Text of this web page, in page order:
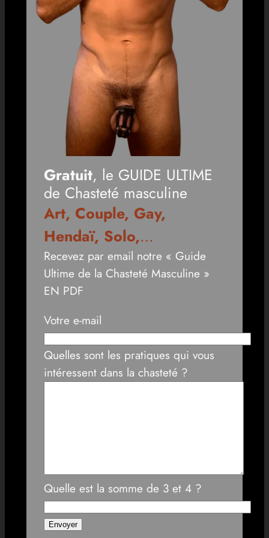
Gratuit, le GUIDE ULTIME
de Chasteté masculine
Art, Couple, Gay,
Hendaï, Solo,…
Recevez par email notre « Guide
Ultime de la Chasteté Masculine »
EN PDF
Votre e-mail
Quelles sont les pratiques qui vous
intéressent dans la chasteté ?
Quelle est la somme de 3 et 4 ?